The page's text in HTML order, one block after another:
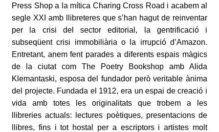
Press Shop a la mítica Charing Cross Road i acabem al
segle XXI amb llibreteres que s’han hagut de reinventar
per la crisi del sector editorial, la gentrificació i
subseqüent crisi immobiliària o la irrupció d’Amazon.
Entretant, anem fent parades a diferents espais màgics
de la ciutat com The Poetry Bookshop amb Alida
Klemantaski, esposa del fundador però veritable ànima
del projecte. Fundada el 1912, era un espai de creació i
vida amb totes les originalitats que trobem a les
llibreries actuals: lectures poètiques, presentacions de
llibres, fins i tot hostal per a escriptors i artistes molt